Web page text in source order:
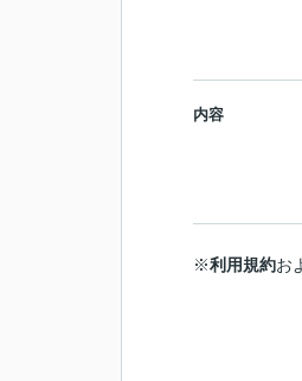
内容
※利用規約お